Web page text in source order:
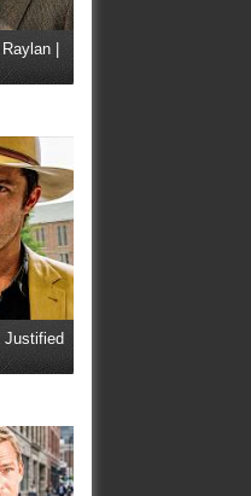
|
Justified